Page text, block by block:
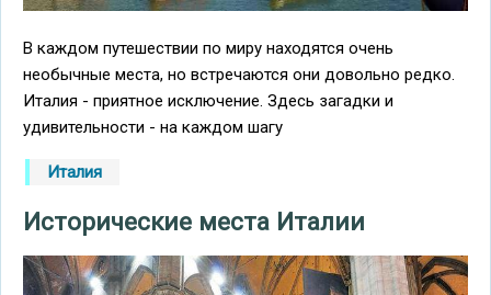
В каждом путешествии по миру находятся очень
необычные места, но встречаются они довольно редко.
Италия - приятное исключение. Здесь загадки и
удивительности - на каждом шагу
Италия
Исторические места Италии